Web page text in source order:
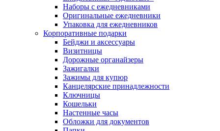
Наборы с ежедневниками
Оригинальные ежедневники
Упаковка для ежедневников
Корпоративные подарки
Бейджи и аксессуары
Визитницы
Дорожные органайзеры
Зажигалки
Зажимы для купюр
Канцелярские принадлежности
Ключницы
Кошельки
Настенные часы
Обложки для документов